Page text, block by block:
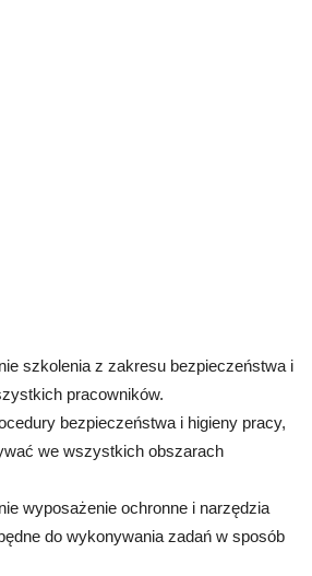
szkolenia z zakresu bezpieczeństwa i
pracowników.
bezpieczeństwa i higieny pracy,
we wszystkich obszarach
wyposażenie ochronne i narzędzia
do wykonywania zadań w sposób